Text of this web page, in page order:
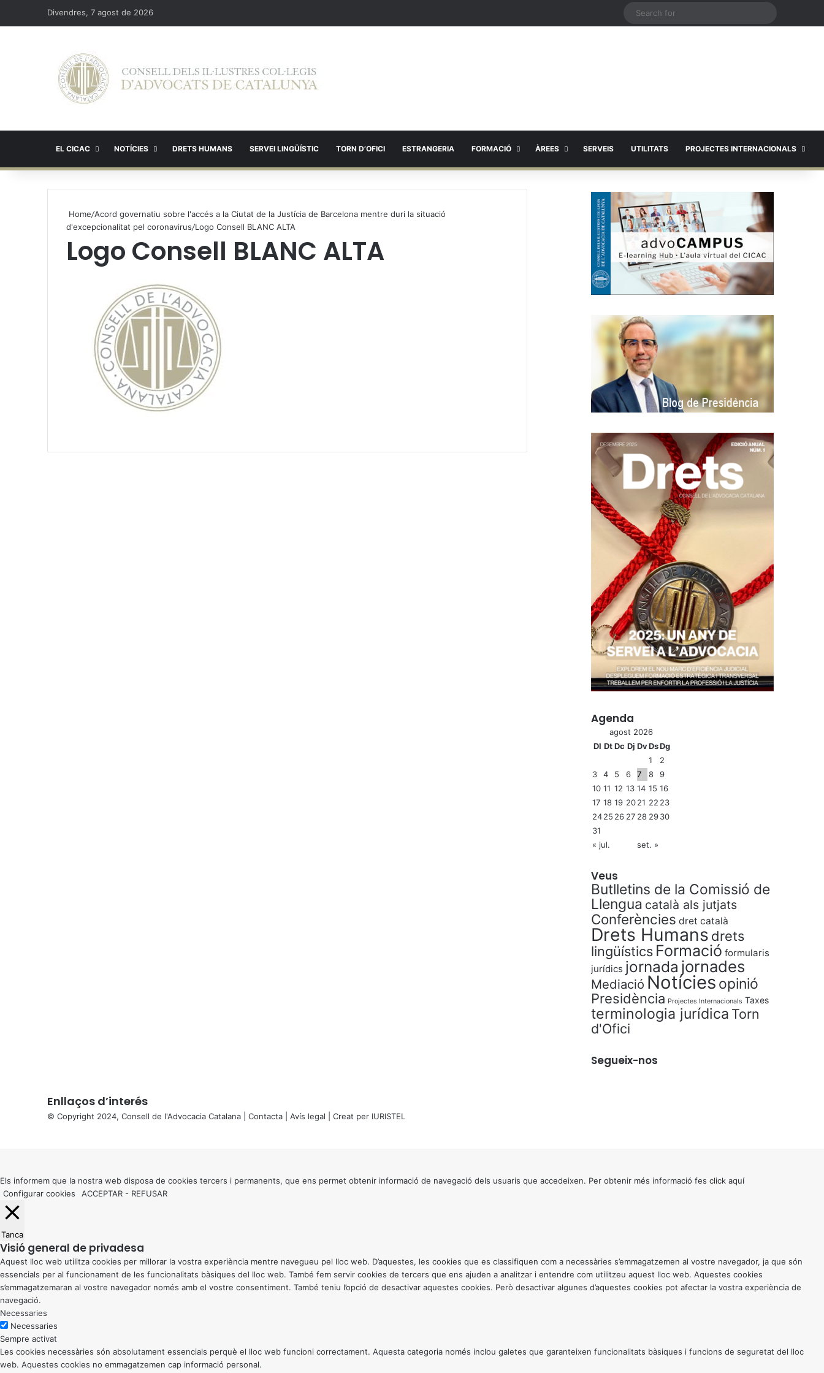
Divendres, 7 agost de 2026
EL CICAC NOTÍCIES DRETS HUMANS SERVEI LINGÜÍSTIC TORN D’OFICI ESTRANGERIA FORMACIÓ ÀREES SERVEIS UTILITATS PROJECTES INTERNACIONALS
Home/Acord governatiu sobre l'accés a la Ciutat de la Justícia de Barcelona mentre duri la situació
d'excepcionalitat pel coronavirus/Logo Consell BLANC ALTA
Logo Consell BLANC ALTA
Agenda
agost 2026
Dl Dt Dc Dj DvDsDg
1
2
3
4 5 6 7 8
9
10 11 12 13 14 15 16
17 18 19 2021 22 23
2425 26 27 28 2930
31
« jul.
set. »
Veus
Butlletins de la Comissió de
Llengua català als jutjats
Conferències dret català
Drets Humans drets
lingüístics Formació formularis
jurídics jornada jornades
Mediació Notícies opinió
Presidència Projectes Internacionals Taxes
terminologia jurídica Torn
d'Ofici
Segueix-nos
Enllaços d’interés
© Copyright 2024, Consell de l'Advocacia Catalana | Contacta Avís legal | Creat per IURISTEL
button
Els informem que la nostra web disposa de cookies tercers i permanents, que ens permet obtenir informació de navegació dels usuaris que accedeixen. Per obtenir més informació fes click aquí
Configurar cookies
ACCEPTAR - REFUSAR
Tanca
Visió general de privadesa
Aquest lloc web utilitza cookies per millorar la vostra experiència mentre navegueu pel lloc web. D’aquestes, les cookies que es classifiquen com a necessàries s’emmagatzemen al vostre navegador, ja que són
essencials per al funcionament de les funcionalitats bàsiques del lloc web. També fem servir cookies de tercers que ens ajuden a analitzar i entendre com utilitzeu aquest lloc web. Aquestes cookies
s’emmagatzemaran al vostre navegador només amb el vostre consentiment. També teniu l’opció de desactivar aquestes cookies. Però desactivar algunes d’aquestes cookies pot afectar la vostra experiència de
navegació.
Necessaries
Necessaries
Sempre activat
Les cookies necessàries són absolutament essencials perquè el lloc web funcioni correctament. Aquesta categoria només inclou galetes que garanteixen funcionalitats bàsiques i funcions de seguretat del lloc
web. Aquestes cookies no emmagatzemen cap informació personal.